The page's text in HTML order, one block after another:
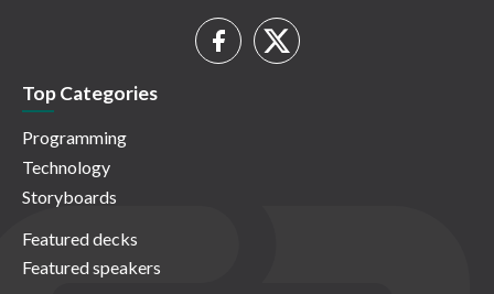
Top Categories
Programming
Technology
Storyboards
Featured decks
Featured speakers